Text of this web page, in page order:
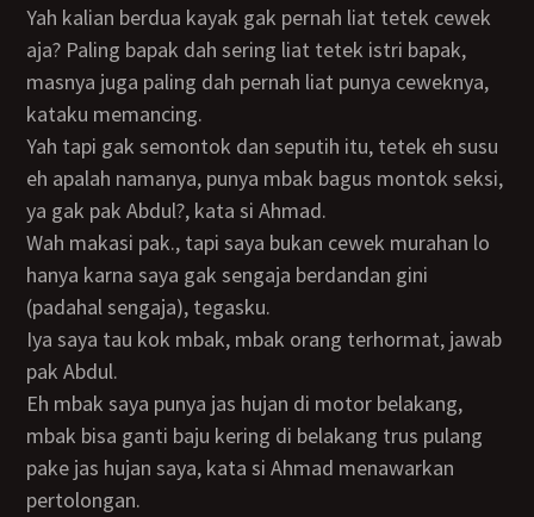
Yah kalian berdua kayak gak pernah liat tetek cewek
aja? Paling bapak dah sering liat tetek istri bapak,
masnya juga paling dah pernah liat punya ceweknya,
kataku memancing.
Yah tapi gak semontok dan seputih itu, tetek eh susu
eh apalah namanya, punya mbak bagus montok seksi,
ya gak pak Abdul?, kata si Ahmad.
Wah makasi pak., tapi saya bukan cewek murahan lo
hanya karna saya gak sengaja berdandan gini
(padahal sengaja), tegasku.
Iya saya tau kok mbak, mbak orang terhormat, jawab
pak Abdul.
Eh mbak saya punya jas hujan di motor belakang,
mbak bisa ganti baju kering di belakang trus pulang
pake jas hujan saya, kata si Ahmad menawarkan
pertolongan.